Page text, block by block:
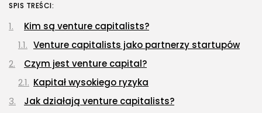
SPIS TREŚCI:
Kim są venture capitalists?
Venture capitalists jako partnerzy startupów
Czym jest venture capital?
Kapitał wysokiego ryzyka
Jak działają venture capitalists?